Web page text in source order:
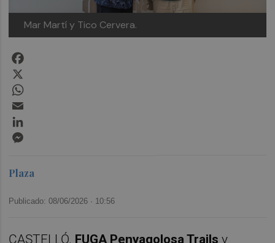
Mar Martí y Tico Cervera.
Plaza
Publicado: 08/06/2026 · 10:56
CASTELLÓ. FUGA Penyagolosa Trails y